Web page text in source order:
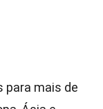
para mais de